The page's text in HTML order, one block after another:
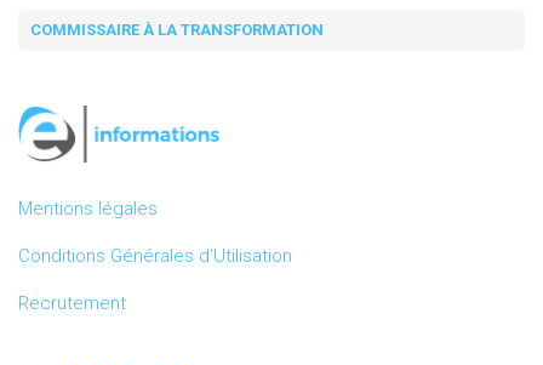
COMMISSAIRE À LA TRANSFORMATION
Mentions légales
Conditions Générales d’Utilisation
Recrutement